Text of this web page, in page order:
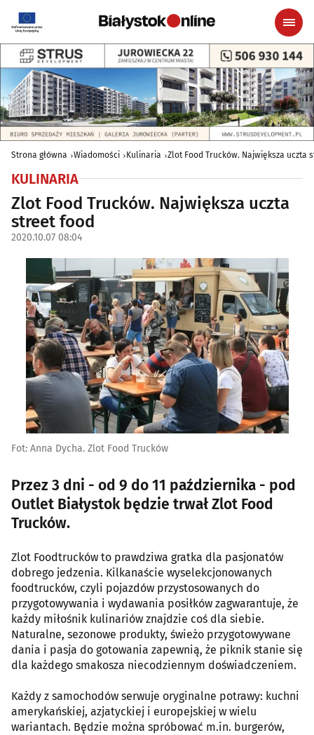
Strona główna Wiadomości Kulinaria Zlot Food Trucków. Największa uczta
KULINARIA
Zlot Food Trucków. Największa uczta
street food
2020.10.07 08:04
Fot: Anna Dycha. Zlot Food Trucków
Przez 3 dni - od 9 do 11 października - pod
Outlet Białystok będzie trwał Zlot Food
Trucków.
Zlot Foodtrucków to prawdziwa gratka dla pasjonatów
dobrego jedzenia. Kilkanaście wyselekcjonowanych
foodtrucków, czyli pojazdów przystosowanych do
przygotowywania i wydawania posiłków zagwarantuje, że
każdy miłośnik kulinariów znajdzie coś dla siebie.
Naturalne, sezonowe produkty, świeżo przygotowywane
dania i pasja do gotowania zapewnią, że piknik stanie się
dla każdego smakosza niecodziennym doświadczeniem.
Każdy z samochodów serwuje oryginalne potrawy: kuchni
amerykańskiej, azjatyckiej i europejskiej w wielu
wariantach. Będzie można spróbować m.in. burgerów,